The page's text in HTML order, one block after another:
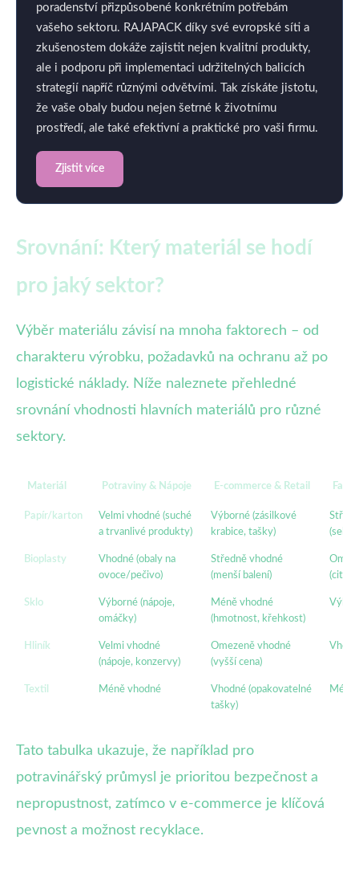
poradenství přizpůsobené konkrétním potřebám
vašeho sektoru. RAJAPACK díky své evropské síti a
zkušenostem dokáže zajistit nejen kvalitní produkty,
ale i podporu při implementaci udržitelných balicích
strategií napříč různými odvětvími. Tak získáte jistotu,
že vaše obaly budou nejen šetrné k životnímu
prostředí, ale také efektivní a praktické pro vaši firmu.
Zjistit více
Srovnání: Který materiál se hodí
pro jaký sektor?
Výběr materiálu závisí na mnoha faktorech – od
charakteru výrobku, požadavků na ochranu až po
logistické náklady. Níže naleznete přehledné
srovnání vhodnosti hlavních materiálů pro různé
sektory.
Materiál Potraviny & Nápoje E-commerce & Retail
Papír/karton
Velmi vhodné (suché
a trvanlivé produkty)
Výborné (zásilkové
krabice, tašky)
Bioplasty
Vhodné (obaly na
ovoce/pečivo)
Středně vhodné
(menší balení)
Sklo
Výborné (nápoje,
omáčky)
Méně vhodné
(hmotnost, křehkost)
Hliník
Velmi vhodné
(nápoje, konzervy)
Omezeně vhodné
(vyšší cena)
Textil Méně vhodné
Vhodné (opakovatelné
tašky)
Méně
Tato tabulka ukazuje, že například pro
potravinářský průmysl je prioritou bezpečnost a
nepropustnost, zatímco v e-commerce je klíčová
pevnost a možnost recyklace.